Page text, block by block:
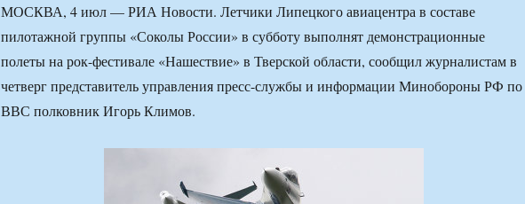
МОСКВА, 4 июл — РИА Новости. Летчики Липецкого авиацентра в составе
пилотажной группы «Соколы России» в субботу выполнят демонстрационные
полеты на рок-фестивале «Нашествие» в Тверской области, сообщил журналистам в
четверг представитель управления пресс-службы и информации Минобороны РФ по
ВВС полковник Игорь Климов.